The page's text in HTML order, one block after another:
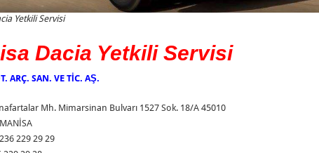
Yetkili Servisi
Dacia Yetkili Servisi
ARÇ. SAN. VE TİC. AŞ.
Mh. Mimarsinan Bulvarı 1527 Sok. 18/A 45010
229 29 29